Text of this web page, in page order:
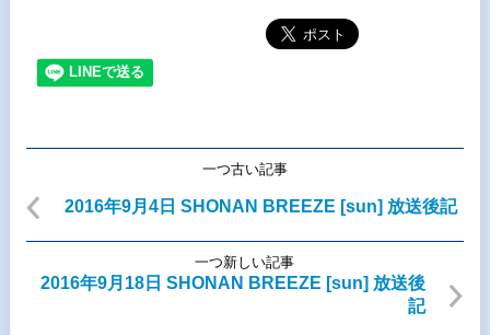
一つ古い記事
2016年9月4日 SHONAN BREEZE [sun] 放送後記
一つ新しい記事
2016年9月18日 SHONAN BREEZE [sun] 放送後
記